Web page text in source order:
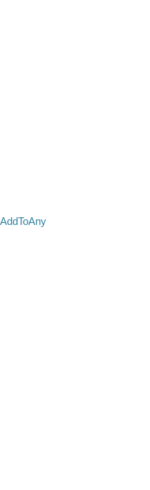
AddToAny